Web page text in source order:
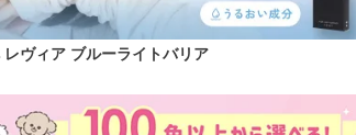
ヴィア ブルーライトバリア